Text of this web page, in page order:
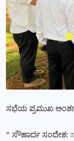
ಸಭೆಯ ಪ್ರಮುಖ
* ಸೌಹಾರ್ದ ಸಂದೇಶ: